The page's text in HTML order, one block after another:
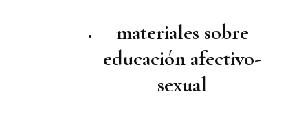
materiales sobre
educación afectivo-
sexual